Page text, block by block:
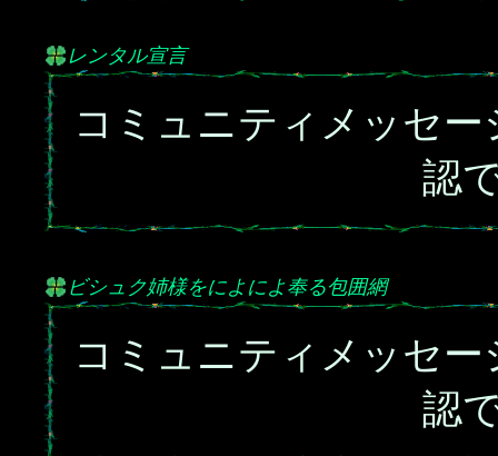
レンタル宣言
コミュニティメッセ
認
ビシュク姉様をによによ奉る包囲網
コミュニティメッセ
認